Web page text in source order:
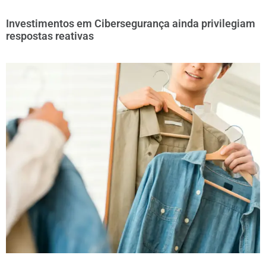
Investimentos em Cibersegurança ainda privilegiam
respostas reativas